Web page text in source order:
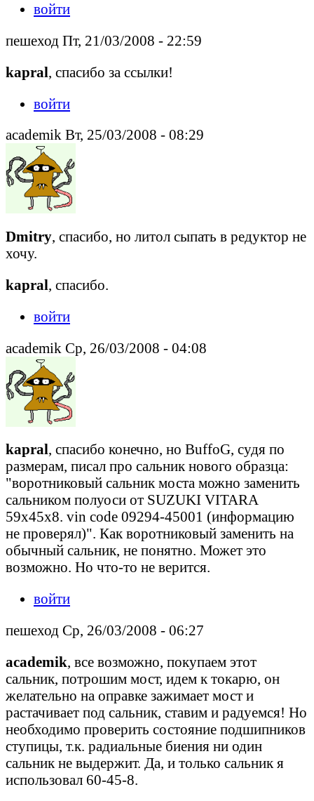
войти
пешеход Пт, 21/03/2008 - 22:59
kapral, спасибо за ссылки!
войти
academik Вт, 25/03/2008 - 08:29
Dmitry, спасибо, но литол сыпать в редуктор не
хочу.
kapral, спасибо.
войти
academik Ср, 26/03/2008 - 04:08
kapral, спасибо конечно, но BuffoG, судя по
размерам, писал про сальник нового образца:
"воротниковый сальник моста можно заменить
сальником полуоси от SUZUKI VITARA
59х45х8. vin code 09294-45001 (информацию
не проверял)". Как воротниковый заменить на
обычный сальник, не понятно. Может это
возможно. Но что-то не верится.
войти
пешеход Ср, 26/03/2008 - 06:27
academik, все возможно, покупаем этот
сальник, потрошим мост, идем к токарю, он
желательно на оправке зажимает мост и
растачивает под сальник, ставим и радуемся! Но
необходимо проверить состояние подшипников
ступицы, т.к. радиальные биения ни один
сальник не выдержит. Да, и только сальник я
использовал 60-45-8.